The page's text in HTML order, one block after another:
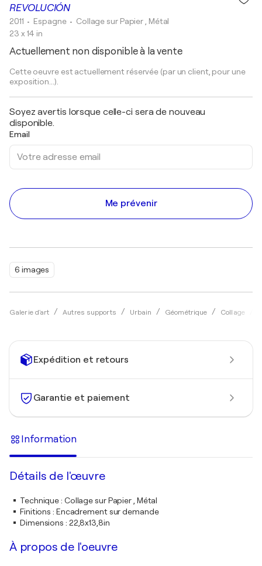
6 images
Galerie d'art Autres supports Urbain Géométrique Collage
REVOLUCIÓN
2011 • Espagne • Collage sur Papier , Métal
23 x 14 in
Actuellement non disponible à la vente
Cette oeuvre est actuellement réservée (par un client, pour une
exposition...).
Soyez avertis lorsque celle-ci sera de nouveau
disponible.
Email
Me prévenir
Expédition et retours
Garantie et paiement
Information
Détails de l'œuvre
Technique: Collage sur Papier , Métal
Finitions : Encadrement sur demande
Dimensions : 22,8x13,8in
À propos de l'oeuvre